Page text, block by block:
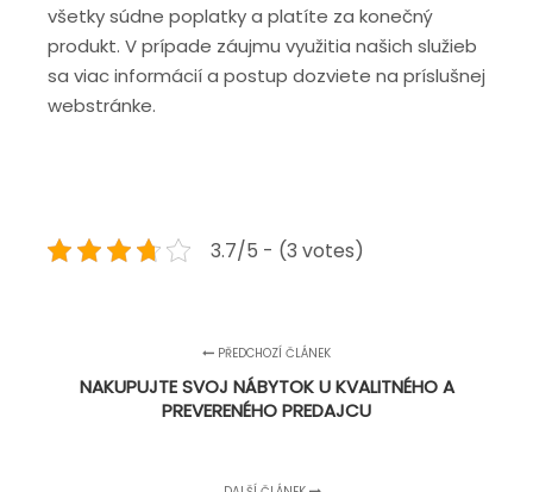
všetky súdne poplatky a platíte za konečný
produkt. V prípade záujmu využitia našich služieb
sa viac informácií a postup dozviete na príslušnej
webstránke.
3.7/5 - (3 votes)
PŘEDCHOZÍ ČLÁNEK
NAKUPUJTE SVOJ NÁBYTOK U KVALITNÉHO A
PREVERENÉHO PREDAJCU